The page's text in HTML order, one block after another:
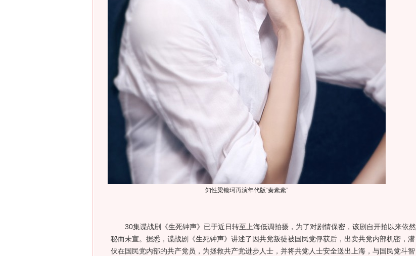
知性梁镜珂再演年代版“秦素素”
30集谍战剧《生死钟声》已于近日转至上海低调拍摄，为了对剧情保密，该剧自开拍以来依然
秘而未宣。据悉，谍战剧《生死钟声》讲述了因共党叛徒被国民党俘获后，出卖共党内部机密，潜
伏在国民党内部的共产党员，为拯救共产党进步人士，并将共党人士安全送出上海，与国民党斗智